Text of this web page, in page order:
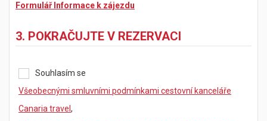
Formulář Informace k zájezdu
3. POKRAČUJTE V REZERVACI
Souhlasím se
Všeobecnými smluvními podmínkami cestovní kanceláře
Canaria travel ,